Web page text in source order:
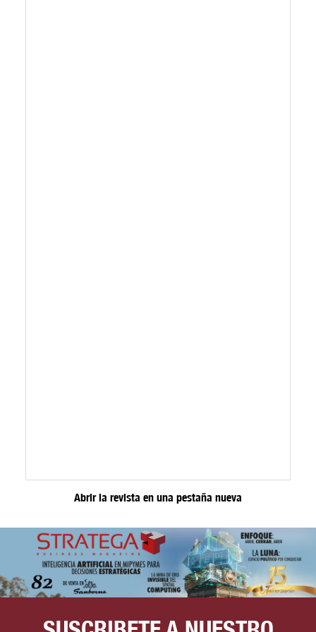
Abrir la revista en una pestaña nueva